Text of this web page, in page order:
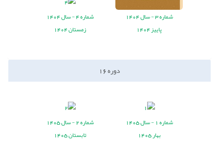
شماره3 - سال1404
پاییز 1404
شماره4 - سال1404
زمستان 1404
دوره16
شماره1 - سال1405
بهار 1405
شماره2 - سال1405
تابستان 1405